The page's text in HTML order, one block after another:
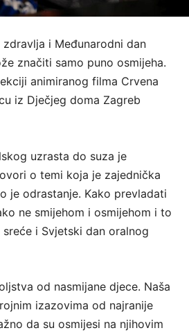
i Međunarodni dan
značiti samo puno osmijeha.
animiranog filma Crvena
iz Dječjeg doma Zagreb
uzrasta do suza je
o temi koja je zajednička
je odrastanje. Kako prevladati
ne smijehom i osmijehom i to
i Svjetski dan oralnog
od nasmijane djece. Naša
izazovima od najranije
da su osmijesi na njihovim